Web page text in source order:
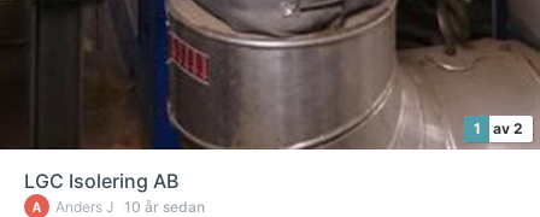
1 av 2
LGC Isolering AB
Anders J 10 år sedan